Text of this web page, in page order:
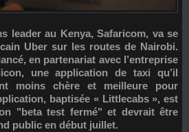
Uber sur les routes de Nairobi.
en partenariat avec l’entreprise
une application de taxi qu’il
moins chère et meilleure pour
baptisée « Littlecabs », est
"beta test fermé" et devrait être
public en début juillet.